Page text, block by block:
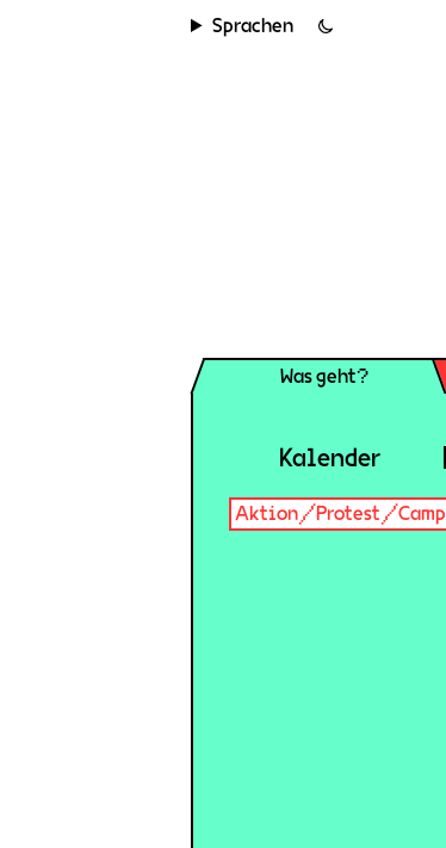
Sprachen
Was geht?
Kalender
Aktion/Protest/Camp